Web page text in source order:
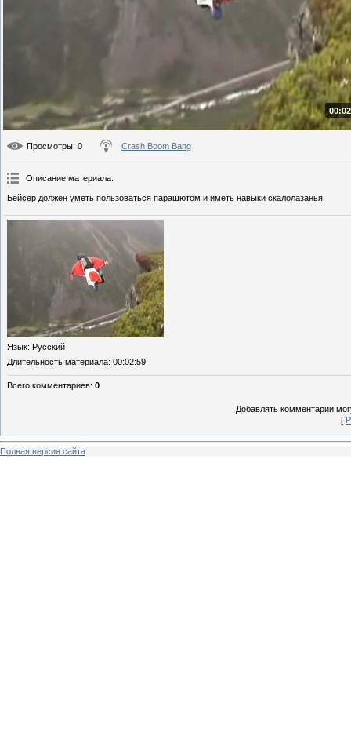
Просмотры: 0 Crash Boom Bang
Описание материала:
Бейсер должен уметь пользоваться парашютом и иметь навыки скалолазанья.
Язык: Русский
Длительность материала: 00:02:59
Всего комментариев: 0
Добавлять комментарии
[
Полная версия сайта